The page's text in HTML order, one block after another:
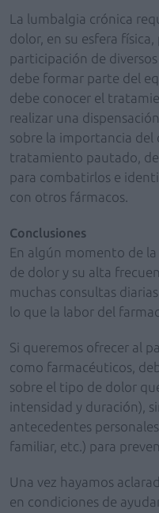
La lumbalgia crónica
dolor, en su esfera
participación de
debe formar parte del
debe conocer el
realizar una
sobre la importancia
tratamiento pautado,
para combatirlos e
con otros fármacos.
Conclusiones
En algún momento de
de dolor y su alta
muchas consultas
lo que la labor del
Si queremos ofrecer al
como farmacéuticos,
sobre el tipo de dolor
intensidad y duración),
antecedentes
familiar, etc.) para
Una vez hayamos
en condiciones de